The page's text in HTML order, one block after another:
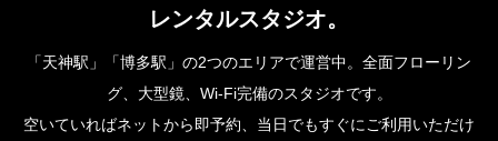
レンタルスタジオ。
「天神駅」「博多駅」の2つのエリアで運営中。全面フローリン
グ、大型鏡、Wi-Fi完備のスタジオです。
空いていればネットから即予約、当日でもすぐにご利用いただけ